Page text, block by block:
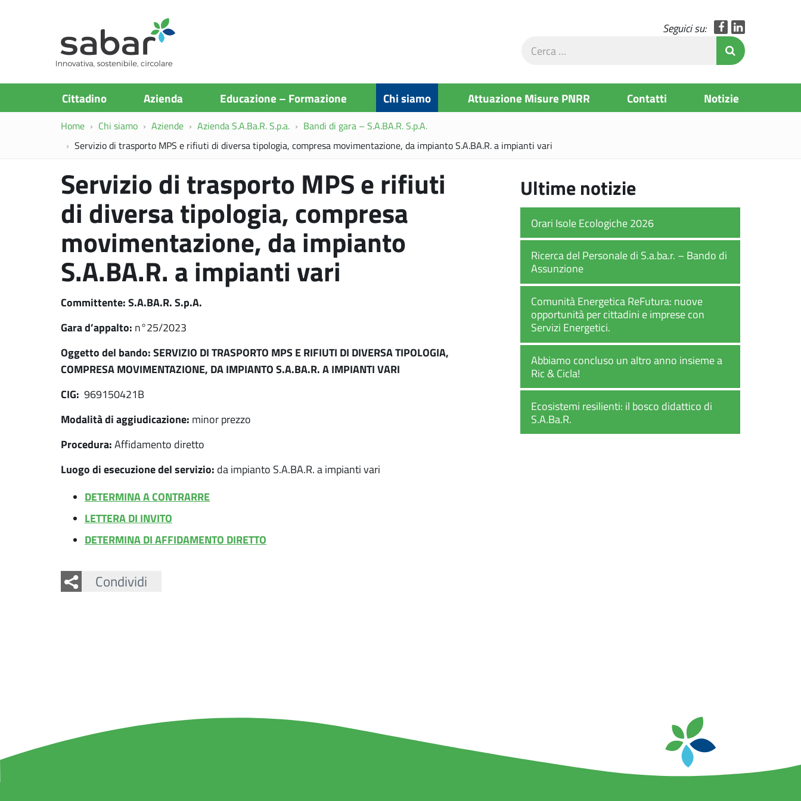
Seguici su: Facebook
Cerca
Invia Ricerca
Cittadino Azienda Educazione – Formazione Chi siamo Attuazione Misure PNRR Contatti Notizie
Home Chi siamo Aziende Azienda S.A.Ba.R. S.p.a.
Bandi di gara – S.A.BA.R. S.p.A.
Servizio di trasporto MPS e rifiuti di diversa tipologia, compresa movimentazione, da impianto S.A.BA.R. a impianti vari
Servizio di trasporto MPS e rifiuti
di diversa tipologia, compresa
movimentazione, da impianto
S.A.BA.R. a impianti vari
Committente: S.A.BA.R. S.p.A.
Gara d’appalto: n°25/2023
Oggetto del bando: SERVIZIO DI TRASPORTO MPS E RIFIUTI DI DIVERSA TIPOLOGIA,
COMPRESA MOVIMENTAZIONE, DA IMPIANTO S.A.BA.R. A IMPIANTI VARI
CIG: 969150421B
Modalità di aggiudicazione: minor prezzo
Procedura: Affidamento diretto
Luogo di esecuzione del servizio: da impianto S.A.BA.R. a impianti vari
DETERMINA A CONTRARRE
LETTERA DI INVITO
DETERMINA DI AFFIDAMENTO DIRETTO
Condividi
Facebook
Twitter
Ultime notizie
Orari Isole Ecologiche 2026
Ricerca del Personale di S.a.ba.r. – Bando di
Assunzione
Comunità Energetica ReFutura: nuove
opportunità per cittadini e imprese con
Servizi Energetici.
Abbiamo concluso un altro anno insieme a
Ric & Cicla!
Ecosistemi resilienti: il bosco didattico di
S.A.Ba.R.